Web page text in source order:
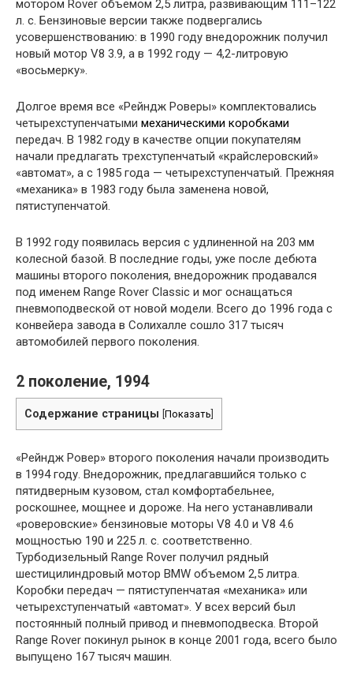
мотором Rover объемом 2,5 литра, развивающим 111–122
л. с. Бензиновые версии также подвергались
усовершенствованию: в 1990 году внедорожник получил
новый мотор V8 3.9, а в 1992 году — 4,2-литровую
«восьмерку».
Долгое время все «Рейндж Роверы» комплектовались
четырехступенчатыми механическими коробками
передач. В 1982 году в качестве опции покупателям
начали предлагать трехступенчатый «крайслеровский»
«автомат», а с 1985 года — четырехступенчатый. Прежняя
«механика» в 1983 году была заменена новой,
пятиступенчатой.
В 1992 году появилась версия с удлиненной на 203 мм
колесной базой. В последние годы, уже после дебюта
машины второго поколения, внедорожник продавался
под именем Range Rover Classic и мог оснащаться
пневмоподвеской от новой модели. Всего до 1996 года с
конвейера завода в Солихалле сошло 317 тысяч
автомобилей первого поколения.
2 поколение, 1994
Содержание страницы Показать
«Рейндж Ровер» второго поколения начали производить
в 1994 году. Внедорожник, предлагавшийся только с
пятидверным кузовом, стал комфортабельнее,
роскошнее, мощнее и дороже. На него устанавливали
«роверовские» бензиновые моторы V8 4.0 и V8 4.6
мощностью 190 и 225 л. с. соответственно.
Турбодизельный Range Rover получил рядный
шестицилиндровый мотор BMW объемом 2,5 литра.
Коробки передач — пятиступенчатая «механика» или
четырехступенчатый «автомат». У всех версий был
постоянный полный привод и пневмоподвеска. Второй
Range Rover покинул рынок в конце 2001 года, всего было
выпущено 167 тысяч машин.